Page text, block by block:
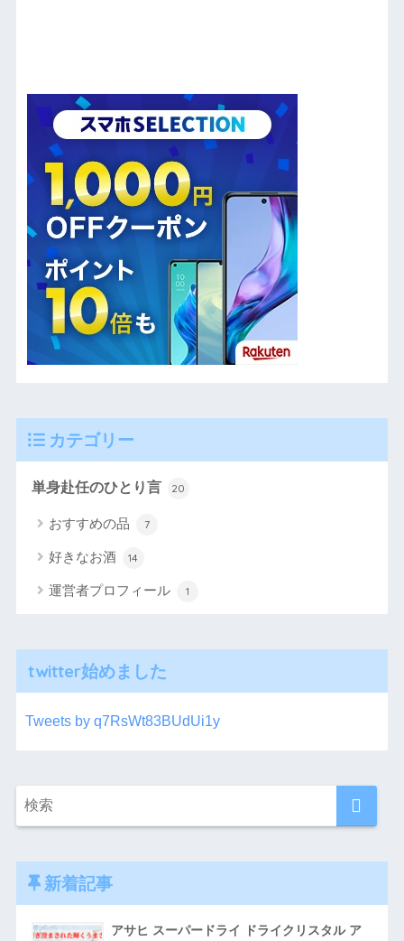
カテゴリー
単身赴任のひとり言 20
おすすめの品 7
好きなお酒 14
運営者プロフィール 1
twitter始めました
Tweets by q7RsWt83BUdUi1y
新着記事
アサヒ スーパードライ ドライクリスタル ア